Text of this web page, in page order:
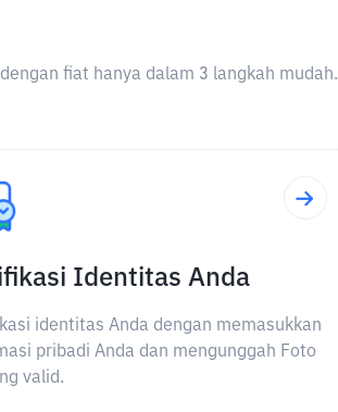
fiat hanya dalam 3 langkah mudah.
Identitas Anda
identitas Anda dengan memasukkan
pribadi Anda dan mengunggah Foto
valid.